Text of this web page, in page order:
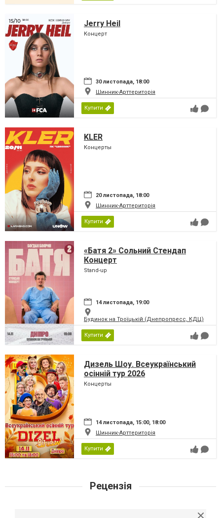
Jerry Heil
Концерт
30 листопада, 18:00
Шинник-Арттериторія
Купити
KLER
Концерты
20 листопада, 18:00
Шинник-Арттериторія
Купити
«Батя 2» Сольний Стендап
Концерт
Stand-up
14 листопада, 19:00
Будинок на Троїцькій (Днепропресс, КДЦ)
Купити
Дизель Шоу. Всеукраїнський
осінній тур 2026
Концерты
14 листопада, 15:00, 18:00
Шинник-Арттериторія
Купити
Рецензія